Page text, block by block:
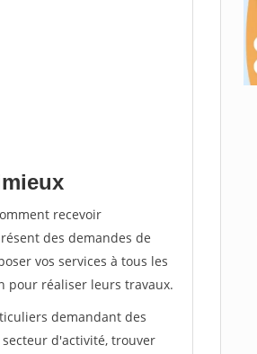
recevoir
des demandes de
vos services à tous les
pour réaliser leurs travaux.
demandant des
d'activité, trouver